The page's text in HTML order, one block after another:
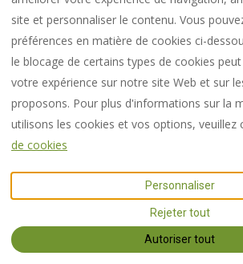
site et personnaliser le contenu. Vous
préférences en matière de cookies ci-
le blocage de certains types de cookies
votre expérience sur notre site Web et sur
proposons. Pour plus d'informations sur la
utilisons les cookies et vos options, veuillez
de cookies
Personnaliser
Rejeter tout
Autoriser tout